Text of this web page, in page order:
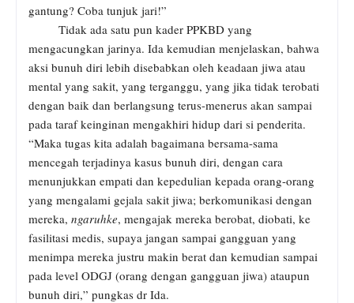
gantung? Coba tunjuk jari!”
Tidak ada satu pun kader PPKBD yang
mengacungkan jarinya. Ida kemudian menjelaskan, bahwa
aksi bunuh diri lebih disebabkan oleh keadaan jiwa atau
mental yang sakit, yang terganggu, yang jika tidak terobati
dengan baik dan berlangsung terus-menerus akan sampai
pada taraf keinginan mengakhiri hidup dari si penderita.
“Maka tugas kita adalah bagaimana bersama-sama
mencegah terjadinya kasus bunuh diri, dengan cara
menunjukkan empati dan kepedulian kepada orang-orang
yang mengalami gejala sakit jiwa; berkomunikasi dengan
mereka, ngaruhke, mengajak mereka berobat, diobati, ke
fasilitasi medis, supaya jangan sampai gangguan yang
menimpa mereka justru makin berat dan kemudian sampai
pada level ODGJ (orang dengan gangguan jiwa) ataupun
bunuh diri,” pungkas dr Ida.